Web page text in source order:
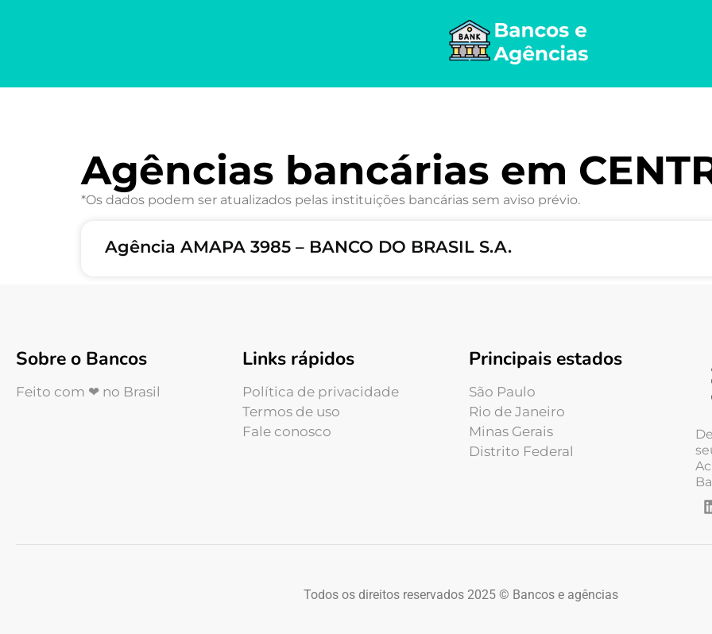
Agências bancárias em
*Os dados podem ser atualizados pelas instituições bancárias sem aviso prévio.
Agência AMAPA 3985 – BANCO DO BRASIL S.A.
Sobre o Bancos
Feito com ❤ no Brasil
Links rápidos
Política de privacidade
Termos de uso
Fale conosco
Principais estados
São Paulo
Rio de Janeiro
Minas Gerais
Distrito Federal
Todos os direitos reservados 2025 © Bancos e agências